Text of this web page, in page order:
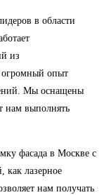
в области
из
огромный опыт
Мы оснащены
нам выполнять
фасада в Москве с
как лазерное
нам получать